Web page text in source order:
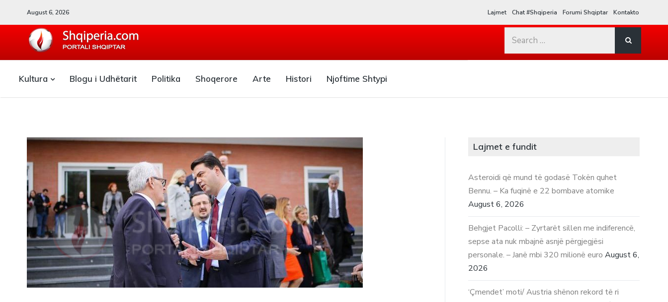
August 6, 2026 Lajmet Chat #Shqiperia Forumi Shqiptar Kontakto
Search
Kultura Blogu i Udhëtarit Politika Shoqerore Arte Histori Njoftime Shtypi
Lajmet e fundit
Asteroidi që mund të godasë Tokën quhet
Bennu. – Ka fuqinë e 22 bombave atomike
August 6, 2026
Behgjet Pacolli: – Zyrtarët sillen me indiferencë,
sepse ata nuk mbajnë asnjë përgjegjësi
personale. – Janë mbi 320 milionë euro August 6,
2026
‘Çmendet’ moti/ Austria shënon rekord të ri